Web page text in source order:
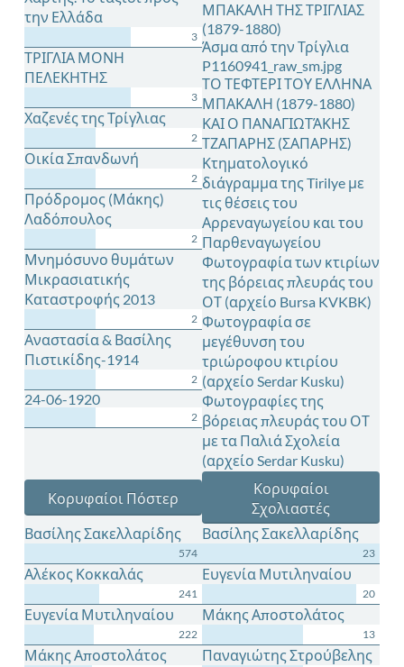
την Ελλάδα
3
ΤΡΙΓΛΙΑ ΜΟΝΗ
ΠΕΛΕΚΗΤΗΣ
3
Χαζενές της Τρίγλιας
2
Οικία Σπανδωνή
2
Πρόδρομος (Μάκης)
Λαδόπουλος
2
Μνημόσυνο θυμάτων
Μικρασιατικής
Καταστροφής 2013
2
Αναστασία & Βασίλης
Πιστικίδης-1914
2
24-06-1920
2
ΜΠΑΚΑΛΗ ΤΗΣ ΤΡΙΓΛΙΑΣ
(1879-1880)
Άσμα από την Τρίγλια
P1160941_raw_sm.jpg
ΤΟ ΤΕΦΤΕΡΙ ΤΟΥ ΕΛΛΗΝΑ
ΜΠΑΚΑΛΗ (1879-1880)
ΚΑΙ Ο ΠΑΝΑΓΙΩΤΆΚΗΣ
ΤΖΑΠΑΡΗΣ (ΣΑΠΑΡΗΣ)
Κτηματολογικό
διάγραμμα της Tirilye με
τις θέσεις του
Αρρεναγωγείου και του
Παρθεναγωγείου
Φωτογραφία των κτιρίων
της βόρειας πλευράς του
ΟΤ (αρχείο Bursa KVKBK)
Φωτογραφία σε
μεγέθυνση του
τριώροφου κτιρίου
(αρχείο Serdar Kusku)
Φωτογραφίες της
βόρειας πλευράς του ΟΤ
με τα Παλιά Σχολεία
(αρχείο Serdar Kusku)
Κορυφαίοι Πόστερ
Κορυφαίοι
Σχολιαστές
Βασίλης Σακελλαρίδης
574
Αλέκος Κοκκαλάς
241
Ευγενία Μυτιληναίου
222
Μάκης Αποστολάτος
Βασίλης Σακελλαρίδης
23
Ευγενία Μυτιληναίου
20
Μάκης Αποστολάτος
13
Παναγιώτης Στρούβελης